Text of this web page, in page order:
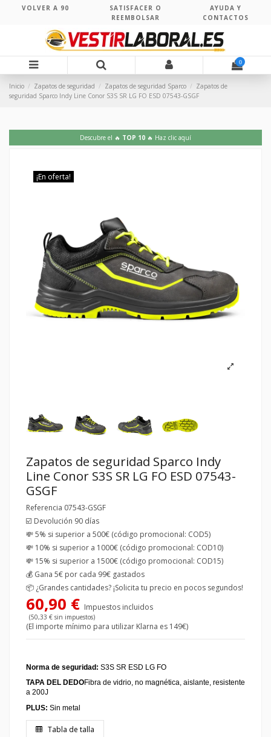
VOLVER A 90
SATISFACER O
REEMBOLSAR
AYUDA Y
CONTACTOS
0
Inicio Zapatos de seguridad Zapatos de seguridad Sparco
Zapatos de
seguridad Sparco Indy Line Conor S3S SR LG FO ESD 07543-GSGF
Descubre el 🔥 TOP 10 🔥 Haz clic aquí
¡En oferta!
Zapatos de seguridad Sparco Indy
Line Conor S3S SR LG FO ESD 07543-
GSGF
Referencia 07543-GSGF
☑️ Devolución 90 días
💸 5% si superior a 500€ (código promocional: COD5)
💸 10% si superior a 1000€ (código promocional: COD10)
💸 15% si superior a 1500€ (código promocional: COD15)
💰 Gana 5€ por cada 99€ gastados
📦 ¿Grandes cantidades? ¡Solicita tu precio en pocos segundos!
60,90 € Impuestos incluidos
(50,33 € sin impuestos)
(El importe mínimo para utilizar Klarna es 149€)
Norma de seguridad: S3S SR ESD LG FO
TAPA DEL DEDOFibra de vidrio, no magnética, aislante, resistente
a 200J
PLUS: Sin metal
Tabla de talla